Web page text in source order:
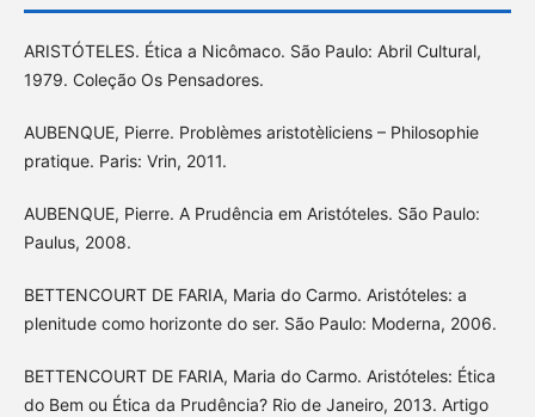
ARISTÓTELES. Ética a Nicômaco. São Paulo: Abril Cultural,
1979. Coleção Os Pensadores.
AUBENQUE, Pierre. Problèmes aristotèliciens – Philosophie
pratique. Paris: Vrin, 2011.
AUBENQUE, Pierre. A Prudência em Aristóteles. São Paulo:
Paulus, 2008.
BETTENCOURT DE FARIA, Maria do Carmo. Aristóteles: a
plenitude como horizonte do ser. São Paulo: Moderna, 2006.
BETTENCOURT DE FARIA, Maria do Carmo. Aristóteles: Ética
do Bem ou Ética da Prudência? Rio de Janeiro, 2013. Artigo